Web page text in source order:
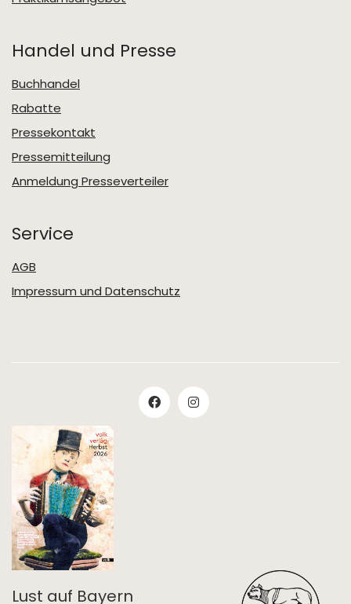
Handel und Presse
Buchhandel
Rabatte
Pressekontakt
Pressemitteilung
Anmeldung Presseverteiler
Service
AGB
Impressum und Datenschutz
Lust auf Bayern